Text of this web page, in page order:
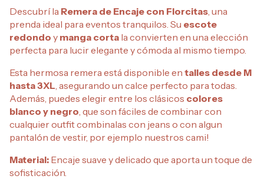
Descubrí la Remera de Encaje con Florcitas , una
prenda ideal para eventos tranquilos. Su escote
redondo y manga corta la convierten en una elección
perfecta para lucir elegante y cómoda al mismo tiempo.
Esta hermosa remera está disponible en talles desde M
hasta 3XL , asegurando un calce perfecto para todas.
Además, puedes elegir entre los clásicos colores
blanco y negro , que son fáciles de combinar con
cualquier outfit combinalas con jeans o con algun
pantalón de vestir, por ejemplo nuestros cami!
Material: Encaje suave y delicado que aporta un toque de
sofisticación.